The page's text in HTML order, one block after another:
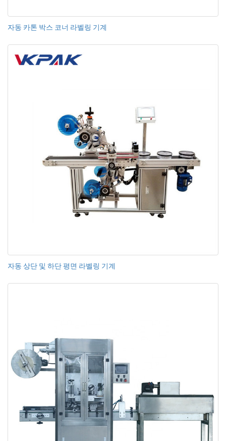
자동 카톤 박스 코너 라벨링 기계
자동 상단 및 하단 평면 라벨링 기계